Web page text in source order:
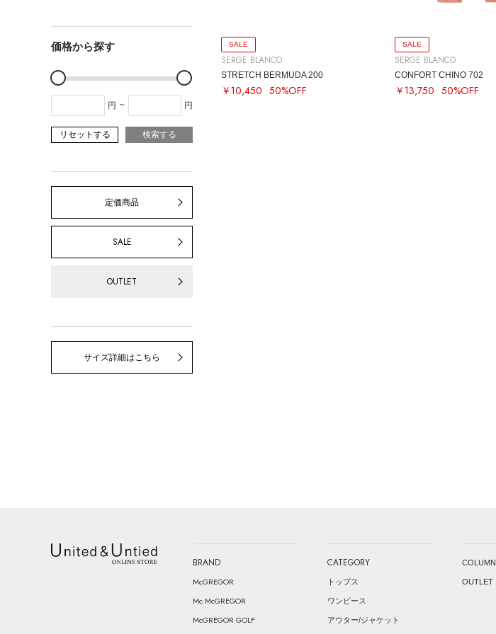
価格から探す
円 ~ 円
リセットする 検索する
定価商品
SALE
OUTLET
サイズ詳細はこちら
SALE
SERGE BLANCO
STRETCH BERMUDA 200
￥10,450 50%OFF
SALE
SERGE BLANCO
CONFORT CHINO 702
￥13,750 50%OFF
United & Untied ONLINE STORE
BRAND
McGREGOR
Mc McGREGOR
McGREGOR GOLF
CATEGORY
トップス
ワンピース
アウター/ジャケット
COLUMN
OUTLET